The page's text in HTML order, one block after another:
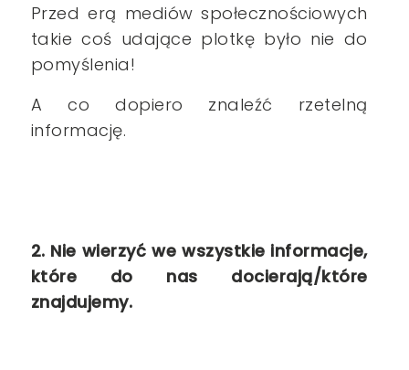
Przed erą mediów społecznościowych
takie coś udające plotkę było nie do
pomyślenia!
A co dopiero znaleźć rzetelną
informację.
2. Nie wierzyć we wszystkie informacje,
które do nas docierają/które
znajdujemy.